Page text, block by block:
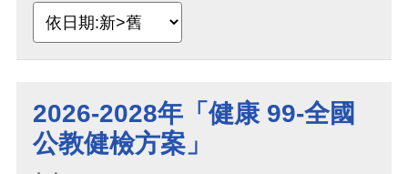
2026-2028年「健康 99-全國
公教健檢方案」